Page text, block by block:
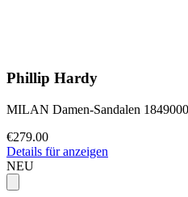
Phillip Hardy
MILAN Damen-Sandalen
€279.00
Details für anzeigen
NEU